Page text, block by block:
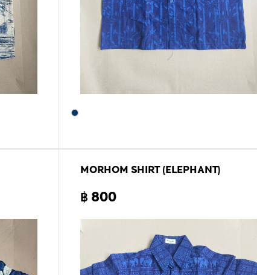
MORHOM SHIRT (ELEPHANT)
฿ 800